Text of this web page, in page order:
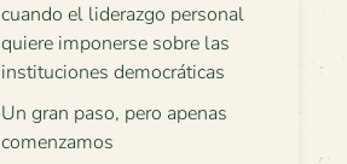
cuando el liderazgo personal
quiere imponerse sobre las
instituciones democráticas
Un gran paso, pero apenas
comenzamos